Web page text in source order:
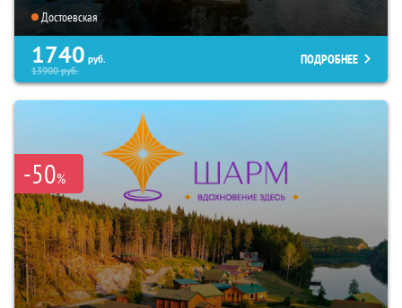
Достоевская
1740 руб.
13900руб.
ПОДРОБНЕЕ
-50%